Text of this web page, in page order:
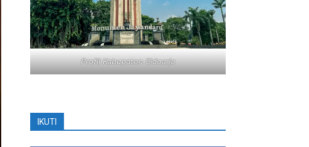
Profil Kabupaten Sidoarjo
IKUTI